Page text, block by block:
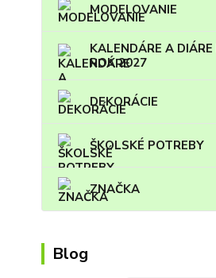
MODELOVANIE
KALENDÁRE A
ROK 2027
DEKORÁCIE
ŠKOLSKÉ POTREBY
ZNAČKA
Blog